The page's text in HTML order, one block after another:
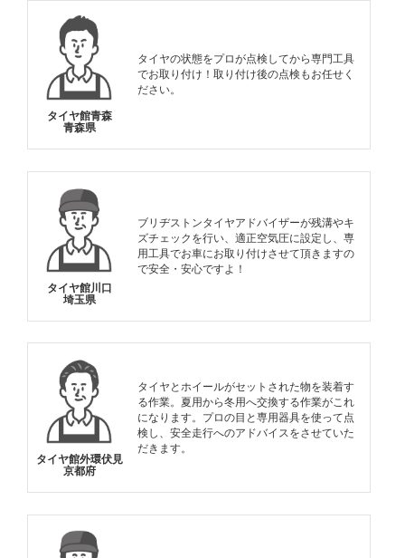
タイヤ館青森
青森県
タイヤの状態をプロが点検してから専門工具
でお取り付け！取り付け後の点検もお任せく
ださい。
タイヤ館川口
埼玉県
ブリヂストンタイヤアドバイザーが残溝やキ
ズチェックを行い、適正空気圧に設定し、専
用工具でお車にお取り付けさせて頂きますの
で安全・安心ですよ！
タイヤ館外環伏見
京都府
タイヤとホイールがセットされた物を装着す
る作業。夏用から冬用へ交換する作業がこれ
になります。プロの目と専用器具を使って点
検し、安全走行へのアドバイスをさせていた
だきます。